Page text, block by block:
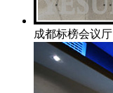
成都标榜会议厅